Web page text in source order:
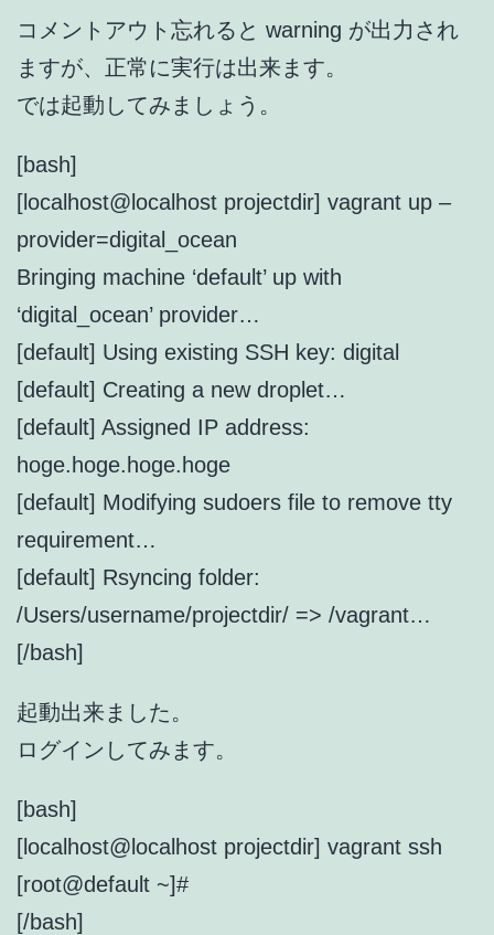
コメントアウト忘れると warning が出力され
ますが、正常に実行は出来ます。
では起動してみましょう。
[bash]
[localhost@localhost projectdir] vagrant up –
provider=digital_ocean
Bringing machine ‘default’ up with
‘digital_ocean’ provider…
[default] Using existing SSH key: digital
[default] Creating a new droplet…
[default] Assigned IP address:
hoge.hoge.hoge.hoge
[default] Modifying sudoers file to remove tty
requirement…
[default] Rsyncing folder:
/Users/username/projectdir/ => /vagrant…
[/bash]
起動出来ました。
ログインしてみます。
[bash]
[localhost@localhost projectdir] vagrant ssh
[root@default ~]#
[/bash]